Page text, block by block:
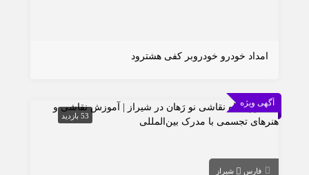
امداد خودرو خودروبر کفی هشترود
آگهی ویژه
53 بازدید
فارس شیراز